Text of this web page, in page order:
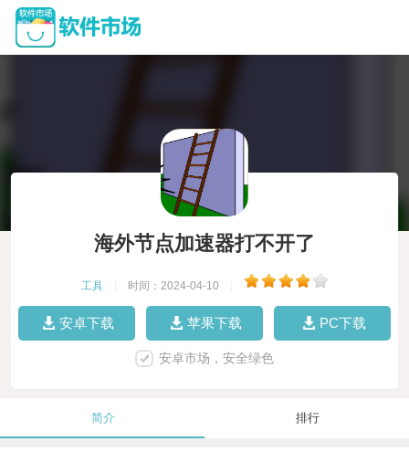
海外节点加速器打不开了
工具 时间：2024-04-10
安卓下载 苹果下载 PC下载
安卓市场，安全绿色
简介 排行